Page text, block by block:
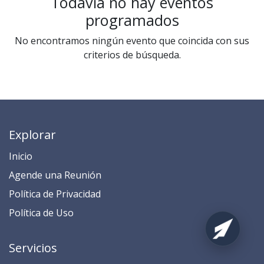
programados
No encontramos ningún evento que coincida con sus
criterios de búsqueda.
Explorar
Inicio
​​​​​​​​​​​​​​​​​​​​​​​​​​​​A​gend​e ​u​na​ Reunión​
​​​​​​P​o​l​ítica de Privacidad
​​​​​​​​​​​P​o​l​í​t​ic​a​ d​e ​U​so​
Servicios